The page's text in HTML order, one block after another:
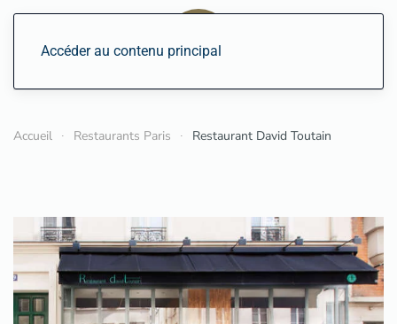
Accéder au contenu principal
Accueil Restaurants Paris Restaurant David Toutain